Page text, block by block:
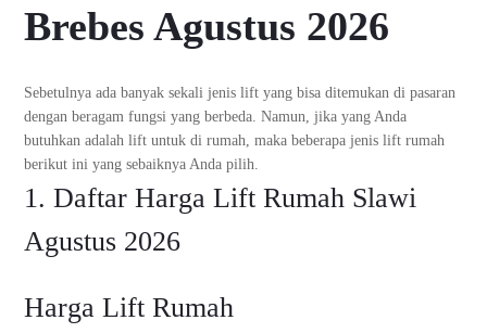
Brebes Agustus 2026
Sebetulnya ada banyak sekali jenis lift yang bisa ditemukan di pasaran
dengan beragam fungsi yang berbeda. Namun, jika yang Anda
butuhkan adalah lift untuk di rumah, maka beberapa jenis lift rumah
berikut ini yang sebaiknya Anda pilih.
1. Daftar Harga Lift Rumah Slawi
Agustus 2026
Harga Lift Rumah